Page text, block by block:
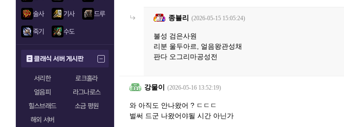
술사 기사 드루
죽기 수도
클래식 서버 게시판
서리한
로크홀라
얼음피
라그나로스
힐스브래드
소금 평원
해외 서버
종블리 (2026-05-15 15:05:24)
불성 검은사원
리분 울두아르, 얼음왕관성채
판다 오그리마공성전
강물이 (2026-05-16 13:52:19)
와 아직도 안나왔어 ? ㄷㄷㄷ
벌써 드군 나왔어야될 시간 아닌가